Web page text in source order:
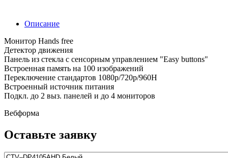
Описание
Монитор Hands free
Детектор движения
Панель из стекла с сенсорным управлением "Easy buttons"
Встроенная память на 100 изображений
Переключение стандартов 1080p/720p/960H
Встроенный источник питания
Подкл. до 2 выз. панелей и до 4 мониторов
Вебформа
Оставьте заявку